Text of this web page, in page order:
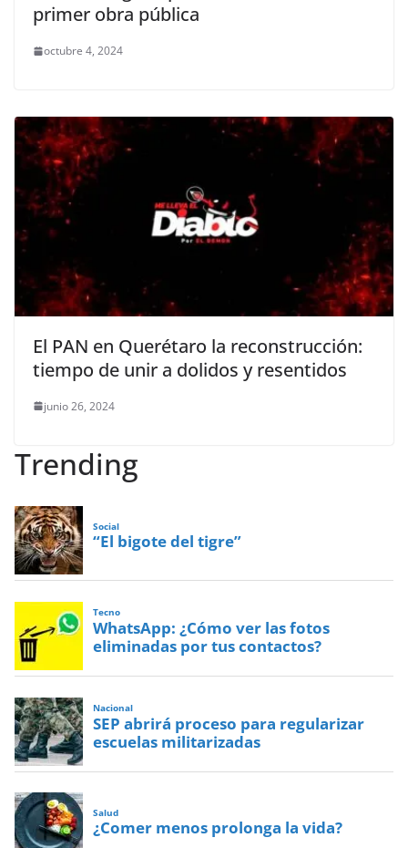
primer obra pública
octubre 4, 2024
El PAN en Querétaro la reconstrucción:
tiempo de unir a dolidos y resentidos
junio 26, 2024
Trending
Social
“El bigote del tigre”
Tecno
WhatsApp: ¿Cómo ver las fotos
eliminadas por tus contactos?
Nacional
SEP abrirá proceso para regularizar
escuelas militarizadas
Salud
¿Comer menos prolonga la vida?